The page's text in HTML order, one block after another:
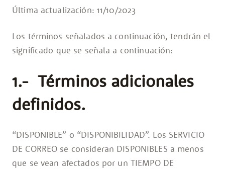
Última actualización: 11/10/2023
Los términos señalados a continuación, tendrán el
significado que se señala a continuación:
1.- Términos adicionales
definidos.
“DISPONIBLE” o “DISPONIBILIDAD”. Los SERVICIO
DE CORREO se consideran DISPONIBLES a menos
que se vean afectados por un TIEMPO DE